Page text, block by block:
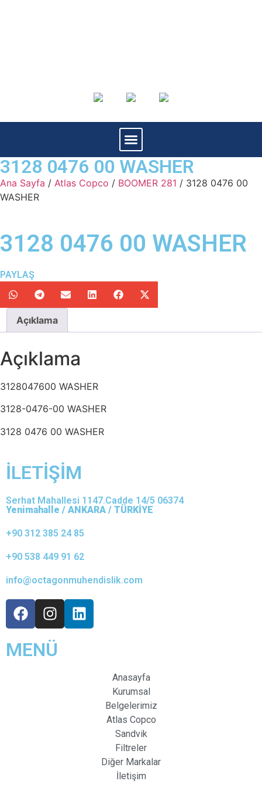
3128 0476 00 WASHER
Ana Sayfa / Atlas Copco / BOOMER 281 / 3128 0476 00
WASHER
3128 0476 00 WASHER
PAYLAŞ
Açıklama
Açıklama
3128047600 WASHER
3128-0476-00 WASHER
3128 0476 00 WASHER
İLETİŞİM
Serhat Mahallesi 1147.Cadde 14/5 06374
Yenimahalle / ANKARA / TÜRKİYE
+90 312 385 24 85
+90 538 449 91 62
info@octagonmuhendislik.com
MENÜ
Anasayfa
Kurumsal
Belgelerimiz
Atlas Copco
Sandvik
Filtreler
Diğer Markalar
İletişim